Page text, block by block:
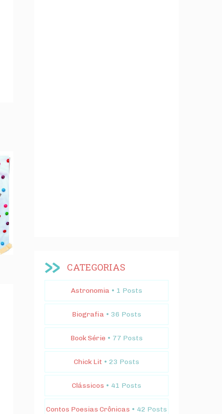
CATEGORIAS
Astronomia • 1 Posts
Biografia • 36 Posts
Book Série • 77 Posts
Chick Lit • 23 Posts
Clássicos • 41 Posts
Contos Poesias Crônicas • 42 Posts